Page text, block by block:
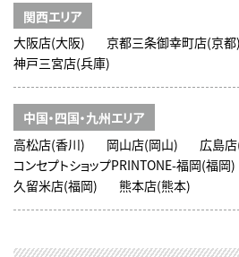
関西エリア
大阪店(大阪)
京都三条御幸町店(京都)
神戸三宮店(兵庫)
中国・四国・九州エリア
高松店(香川)
岡山店(岡山)
広島
コンセプトショップPRINTONE-福岡(福岡)
久留米店(福岡)
熊本店(熊本)